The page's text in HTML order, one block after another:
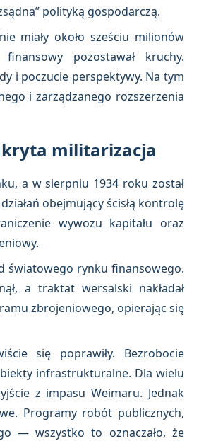
polityką gospodarczą.
miały około sześciu milionów
pozostawał kruchy.
i poczucie perspektywy. Na tym
i zarządzanego rozszerzenia
militarizacja
a w sierpniu 1934 roku został
obejmujący ścisłą kontrolę
wywozu kapitału oraz
światowego rynku finansowego.
a traktat wersalski nakładał
zbrojeniowego, opierając się
się poprawiły. Bezrobocie
infrastrukturalne. Dla wielu
z impasu Weimaru. Jednak
Programy robót publicznych,
— wszystko to oznaczało, że